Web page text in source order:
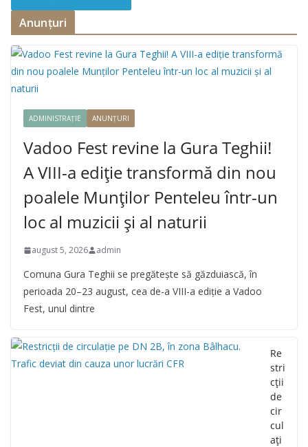
Anunțuri
ADMINISTRAȚIE ANUNȚURI
Vadoo Fest revine la Gura Teghii!
A VIII-a ediție transformă din nou
poalele Munților Penteleu într-un
loc al muzicii și al naturii
august 5, 2026 admin
Comuna Gura Teghii se pregătește să găzduiască, în
perioada 20–23 august, cea de-a VIII-a ediție a Vadoo
Fest, unul dintre
Re
stri
cții
de
cir
cul
ați